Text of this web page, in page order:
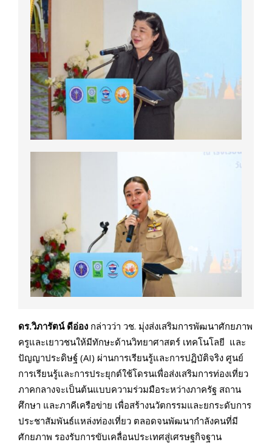
ดร.วิภารัตน์ ดีอ่อง กล่าวว่า วช. มุ่งส่งเสริมการพัฒนาศักยภาพ
ครูและเยาวชนให้มีทักษะด้านวิทยาศาสตร์ เทคโนโลยี และ
ปัญญาประดิษฐ์ (AI) ผ่านการเรียนรู้และการปฏิบัติจริง ศูนย์
การเรียนรู้และการประยุกต์ใช้โดรนเพื่อส่งเสริมการท่องเที่ยว
ภาคกลางจะเป็นต้นแบบความร่วมมือระหว่างภาครัฐ สถาน
ศึกษา และภาคีเครือข่าย เพื่อสร้างนวัตกรรมและยกระดับการ
ประชาสัมพันธ์แหล่งท่องเที่ยว ตลอดจนพัฒนากำลังคนที่มี
ศักยภาพ รองรับการขับเคลื่อนประเทศสู่เศรษฐกิจฐาน